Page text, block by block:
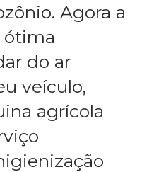
Agora a
ótima
do ar
veículo,
agrícola